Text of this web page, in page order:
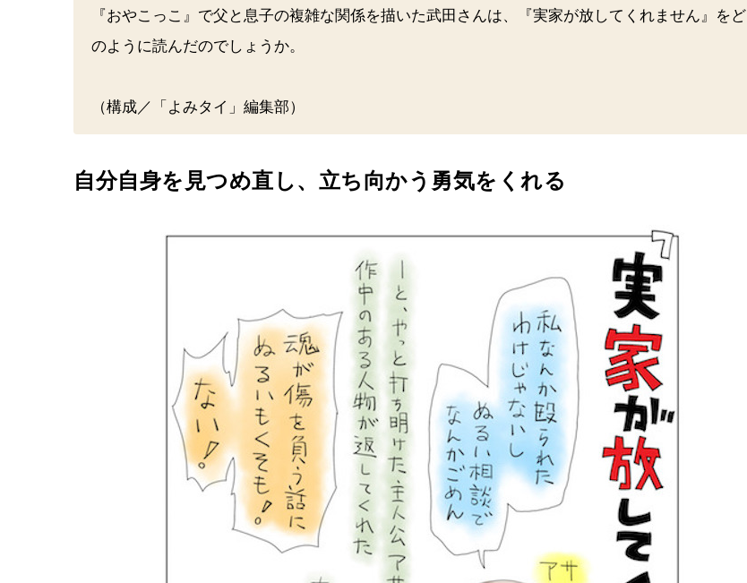
『おやこっこ』で父と息子の複雑な関係を描いた武田さんは、『実家が放してくれません』をど
のように読んだのでしょうか。
（構成／「よみタイ」編集部）
自分自身を見つめ直し、立ち向かう勇気をくれる